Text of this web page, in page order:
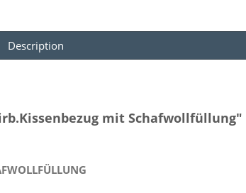
Description
mit Schafwollfüllung"